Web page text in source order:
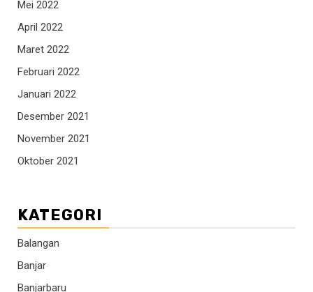
Mei 2022
April 2022
Maret 2022
Februari 2022
Januari 2022
Desember 2021
November 2021
Oktober 2021
KATEGORI
Balangan
Banjar
Banjarbaru